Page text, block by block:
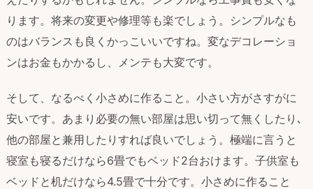
ります。将来の変更や修理等も楽でしょう。シンプルなも
のはバランスも良くかっこいいですね。変なデコレーショ
ンはお金もかかるし、メンテも大変です。
そして、なるべく小さめに作ること。小さい方がさすがに
安いです。あまり必要の無い部屋は思い切って無くしたり､
他の部屋と兼用したりすれば良いでしょう。極端に言うと
寝室も寝るだけなら6畳でもベッド2台おけます。子供室も
ベッドと机だけなら4.5畳で十分です。小さめに作ること